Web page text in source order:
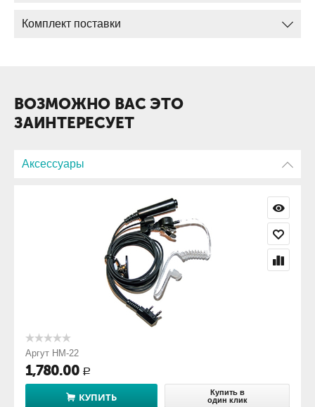
Комплект поставки
ВОЗМОЖНО ВАС ЭТО
ЗАИНТЕРЕСУЕТ
Аксессуары
Аргут HM-22
1,780.00 Р
КУПИТЬ
Купить в
один клик